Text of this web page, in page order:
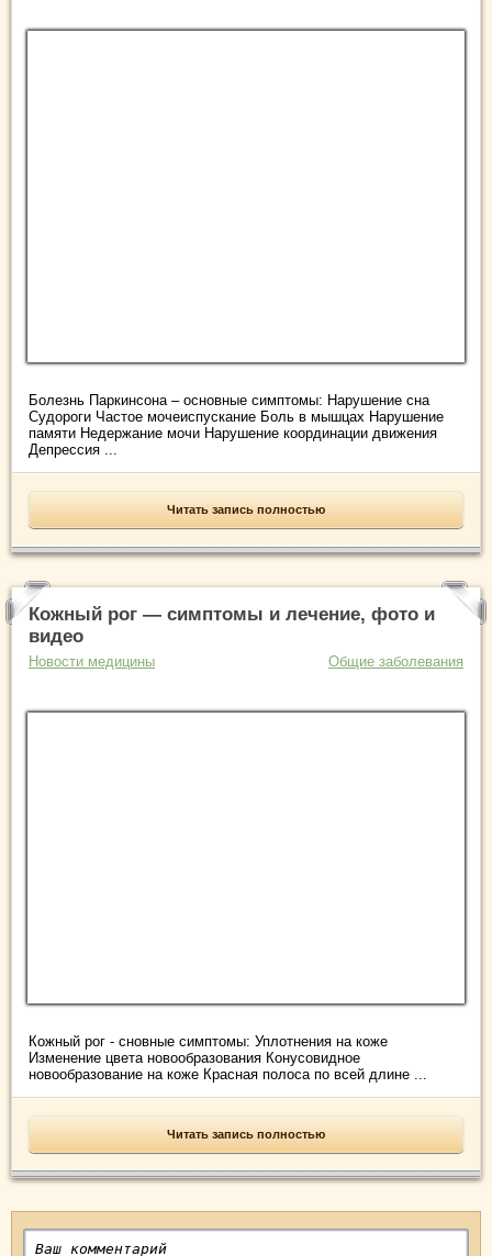
Болезнь Паркинсона – основные симптомы: Нарушение сна
Судороги Частое мочеиспускание Боль в мышцах Нарушение
памяти Недержание мочи Нарушение координации движения
Депрессия ...
Читать запись полностью
Кожный рог — симптомы и лечение, фото и
видео
Новости медицины Общие заболевания
Кожный рог - сновные симптомы: Уплотнения на коже
Изменение цвета новообразования Конусовидное
новообразование на коже Красная полоса по всей длине ...
Читать запись полностью